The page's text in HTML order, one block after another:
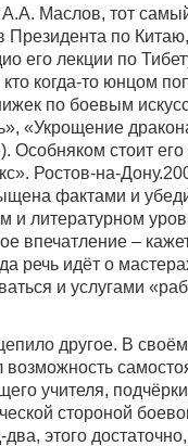
Маслов, тот
Президента по
его лекции по
когда-то юнцом
по боевым
«Укрощение
Особняком стоит
Ростов-на-
фактами и
и литературном
впечатление –
речь идёт о
и услугами
другое. В
возможность
учителя,
стороной
два, этого